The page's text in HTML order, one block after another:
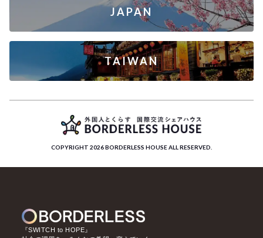
JAPAN
TAIWAN
COPYRIGHT 2026 BORDERLESS HOUSE ALL RESERVED.
『SWITCH to HOPE』